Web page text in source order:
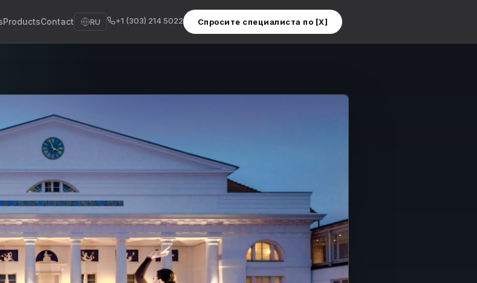
ProductsContact RU +1 (303) 214 5022 Спросите специалиста по [X]